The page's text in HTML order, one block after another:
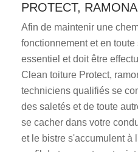
PROTECT,
Afin de maintenir une
fonctionnement et en
essentiel et doit être
Clean toiture Protect,
techniciens qualifiés se
des saletés et de toute
se cacher dans votre
et le bistre s'accumulent à